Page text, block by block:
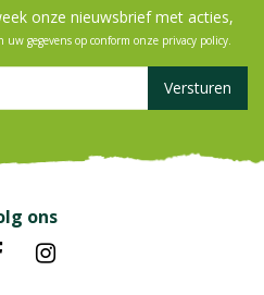
onze nieuwsbrief met acties,
uw gegevens op conform onze privacy policy
ons